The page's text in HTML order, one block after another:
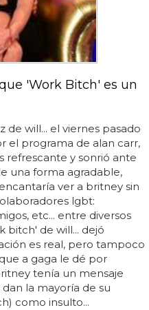
'Work Bitch' es un
de will... el viernes pasado
el programa de alan carr,
refrescante y sonrió ante
una forma agradable,
ver a britney sin
lgbt:
etc... entre diversos
bitch' de will... dejó
es real, pero tampoco
a gaga le dé por
tenía un mensaje
la mayoría de su
como insulto...